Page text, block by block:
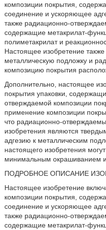
композиции покрытия,
соединение и ускоряющее
также радиационно-
содержащие метакрилат-
полиметакрилат и
Настоящее изобретение
металлическую подложку и
композицию покрытия
Дополнительно, настоящее
покрытия упаковки,
отверждаемой композиции
применение композиции
что радиационно-
изобретения являются
адгезию к металлическим
настоящего изобретения
минимальным окрашиванием
ПОДРОБНОЕ ОПИСАНИЕ
Настоящее изобретение
композиции покрытия,
соединение и ускоряющее
также радиационно-
содержащие метакрилат-